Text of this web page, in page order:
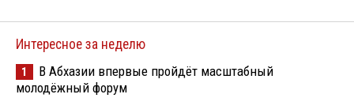
Интересное за неделю
1
В Абхазии впервые пройдёт масштабный
молодёжный форум